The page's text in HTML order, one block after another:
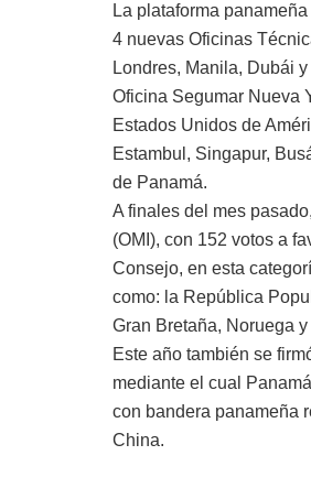
La plataforma
4 nuevas Oficinas
Londres, Manila, Dubái
Oficina Segumar Nueva
Estados Unidos de
Estambul, Singapur,
de Panamá.
A finales del mes
(OMI), con 152 votos a
Consejo, en esta
como: la República
Gran Bretaña, Noruega
Este año también se
mediante el cual
con bandera panameña
China.